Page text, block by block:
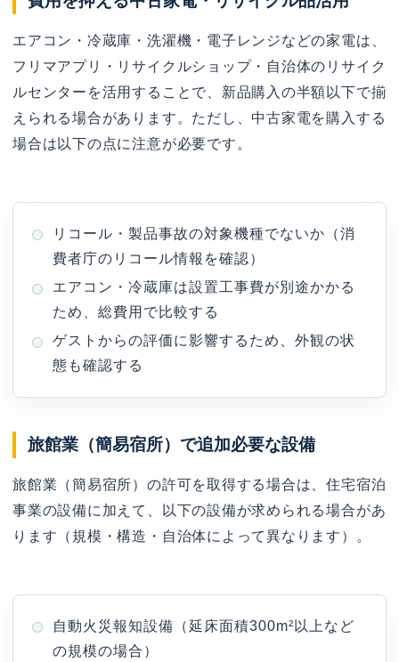
エアコン・冷蔵庫・洗濯機・電子レンジなどの家電は、
フリマアプリ・リサイクルショップ・自治体のリサイク
ルセンターを活用することで、新品購入の半額以下で揃
えられる場合があります。ただし、中古家電を購入する
場合は以下の点に注意が必要です。
リコール・製品事故の対象機種でないか（消
費者庁のリコール情報を確認）
エアコン・冷蔵庫は設置工事費が別途かかる
ため、総費用で比較する
ゲストからの評価に影響するため、外観の状
態も確認する
旅館業（簡易宿所）で追加必要な設備
旅館業（簡易宿所）の許可を取得する場合は、住宅宿泊
事業の設備に加えて、以下の設備が求められる場合があ
ります（規模・構造・自治体によって異なります）。
自動火災報知設備（延床面積300m²以上など
の規模の場合）